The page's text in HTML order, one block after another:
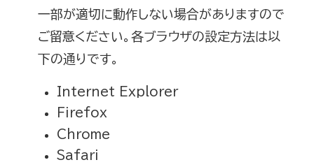
一部が適切に動作しない場合がありますので
ご留意ください。各ブラウザの設定方法は以
下の通りです。
Internet Explorer
Firefox
Chrome
Safari